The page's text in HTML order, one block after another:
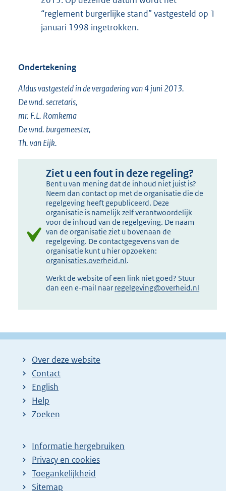
“reglement burgerlijke stand” vastgesteld op 1
januari 1998 ingetrokken.
Ondertekening
Aldus vastgesteld in de vergadering van 4 juni 2013.
De wnd. secretaris,
mr. F.L. Romkema
De wnd. burgemeester,
Th. van Eijk.
Ziet u een fout in deze regeling?
Bent u van mening dat de inhoud niet juist is?
Neem dan contact op met de organisatie die de
regelgeving heeft gepubliceerd. Deze
organisatie is namelijk zelf verantwoordelijk
voor de inhoud van de regelgeving. De naam
van de organisatie ziet u bovenaan de
regelgeving. De contactgegevens van de
organisatie kunt u hier opzoeken:
organisaties.overheid.nl.
Werkt de website of een link niet goed? Stuur
dan een e-mail naar regelgeving@overheid.nl
Over deze website
Contact
English
Help
Zoeken
Informatie hergebruiken
Privacy en cookies
Toegankelijkheid
Sitemap